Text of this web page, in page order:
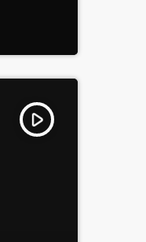
play_arrow